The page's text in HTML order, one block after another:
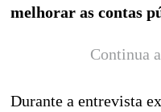
melhorar as contas
Continua
Durante a entrevista